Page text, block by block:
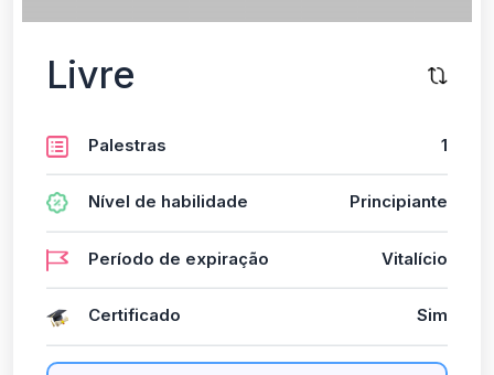
Livre
Palestras 1
Nível de habilidade Principiante
Período de expiração Vitalício
Certificado Sim